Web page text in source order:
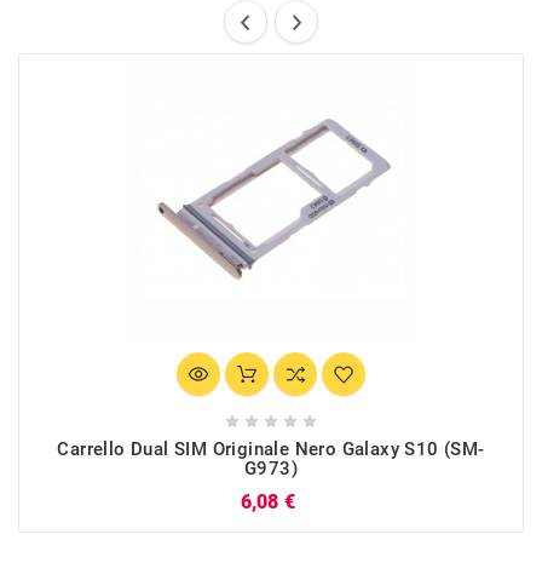
    
Carrello Dual SIM Originale Nero Galaxy S10 (SM-
G973)
6,08 €